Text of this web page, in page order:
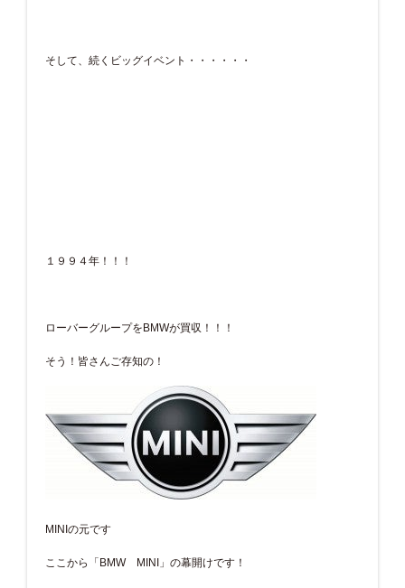
そして、続くビッグイベント・・・・・・
１９９４年！！！
ローバーグループをBMWが買収！！！
そう！皆さんご存知の！
MINIの元です
ここから「BMW MINI」の幕開けです！